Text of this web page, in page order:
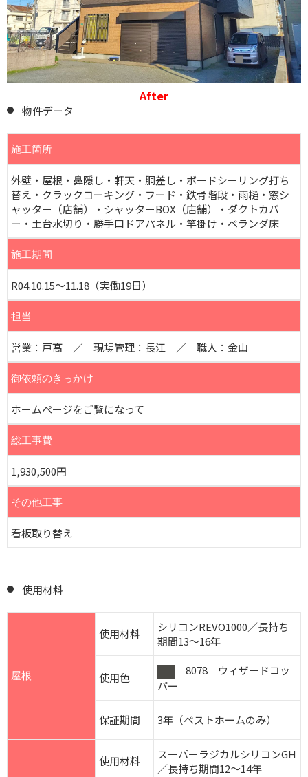
After
物件データ
施工箇所
外壁・屋根・鼻隠し・軒天・胴差し・ボードシーリング打ち
替え・クラックコーキング・フード・鉄骨階段・雨樋・窓シ
ャッター（店舗）・シャッターBOX（店舗）・ダクトカバ
ー・土台水切り・勝手口ドアパネル・竿掛け・ベランダ床
施工期間
R04.10.15～11.18（実働19日）
担当
営業：戸髙 ／ 現場管理：長江 ／ 職人：金山
御依頼のきっかけ
ホームページをご覧になって
総工事費
1,930,500円
その他工事
看板取り替え
使用材料
屋根
使用材料
シリコンREVO1000／長持ち
期間13～16年
使用色
8078 ウィザードコッ
パー
保証期間 3年（ベストホームのみ）
使用材料
スーパーラジカルシリコンGH
／長持ち期間12～14年